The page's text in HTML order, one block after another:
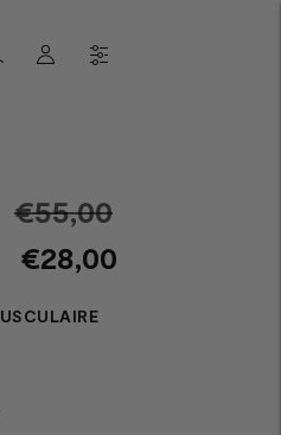
€55,00Prix
normal
€28,00